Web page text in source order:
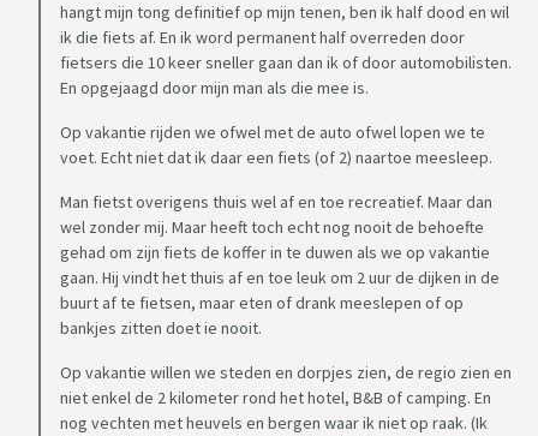
hangt mijn tong definitief op mijn tenen, ben ik half dood en wil
ik die fiets af. En ik word permanent half overreden door
fietsers die 10 keer sneller gaan dan ik of door automobilisten.
En opgejaagd door mijn man als die mee is.
Op vakantie rijden we ofwel met de auto ofwel lopen we te
voet. Echt niet dat ik daar een fiets (of 2) naartoe meesleep.
Man fietst overigens thuis wel af en toe recreatief. Maar dan
wel zonder mij. Maar heeft toch echt nog nooit de behoefte
gehad om zijn fiets de koffer in te duwen als we op vakantie
gaan. Hij vindt het thuis af en toe leuk om 2 uur de dijken in de
buurt af te fietsen, maar eten of drank meeslepen of op
bankjes zitten doet ie nooit.
Op vakantie willen we steden en dorpjes zien, de regio zien en
niet enkel de 2 kilometer rond het hotel, B&B of camping. En
nog vechten met heuvels en bergen waar ik niet op raak. (Ik